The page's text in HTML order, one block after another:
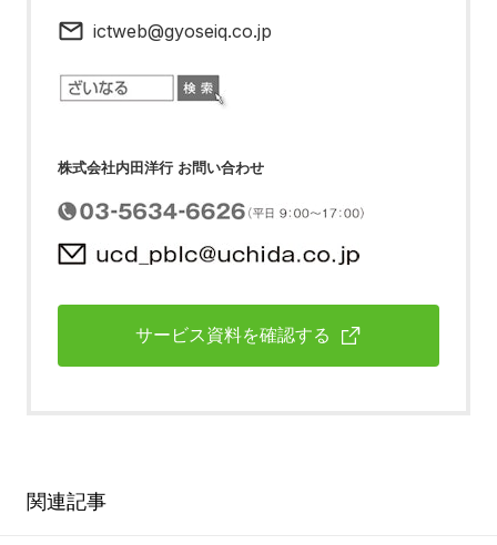
ictweb@gyoseiq.co.jp
株式会社内田洋行 お問い合わせ
サービス資料を確認する
関連記事